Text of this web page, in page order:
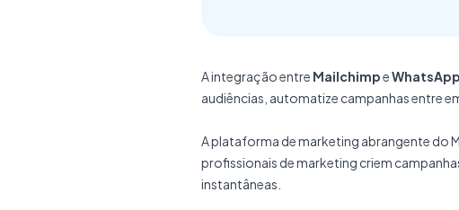
A integração entre MailchimpeWhatsApp
audiências, automatize campanhas entre
A plataforma de marketing abrangente do
profissionais de marketing criem
instantâneas.